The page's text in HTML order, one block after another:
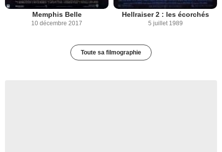
Memphis Belle
10 décembre 2017
Hellraiser 2 : les écorchés
5 juillet 1989
Toute sa filmographie